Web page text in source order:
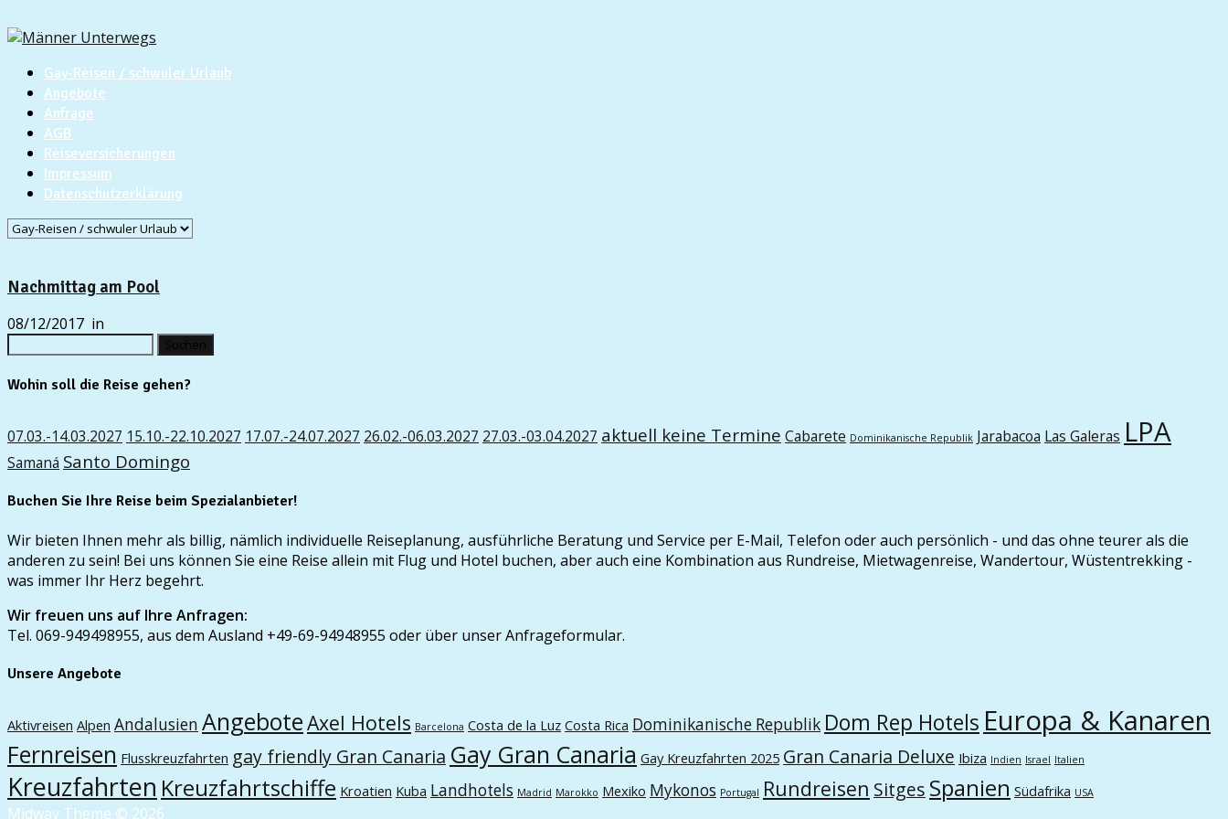
Gay-Reisen / schwuler Urlaub
Angebote
Anfrage
AGB
Reiseversicherungen
Impressum
Datenschutzerklärung
Nachmittag am Pool
08/12/2017 in
Wohin soll die Reise gehen?
07.03.-14.03.2027 15.10.-22.10.2027 17.07.-24.07.2027 26.02.-06.03.2027 27.03.-03.04.2027 aktuell keine Termine Cabarete Dominikanische Republik Jarabacoa Las Galeras LPA
Samaná Santo Domingo
Buchen Sie Ihre Reise beim Spezialanbieter!
Wir bieten Ihnen mehr als billig, nämlich individuelle Reiseplanung, ausführliche Beratung und Service per E-Mail, Telefon oder auch persönlich - und das ohne teurer als die
anderen zu sein! Bei uns können Sie eine Reise allein mit Flug und Hotel buchen, aber auch eine Kombination aus Rundreise, Mietwagenreise, Wandertour, Wüstentrekking -
was immer Ihr Herz begehrt.
Wir freuen uns auf Ihre Anfragen:
Tel. 069-949498955, aus dem Ausland +49-69-94948955 oder über unser Anfrageformular.
Unsere Angebote
Aktivreisen Alpen Andalusien AngeboteAxel Hotels Barcelona Costa de la Luz Costa Rica Dominikanische Republik Dom Rep Hotels Europa & Kanaren
Fernreisen Flusskreuzfahrten gay friendly Gran Canaria Gay Gran Canaria Gay Kreuzfahrten 2025 Gran Canaria Deluxe Ibiza Indien Israel Italien
Kreuzfahrten Kreuzfahrtschiffe Kroatien Kuba Landhotels Madrid Marokko Mexiko Mykonos Portugal Rundreisen Sitges Spanien Südafrika USA
Midway Theme © 2026